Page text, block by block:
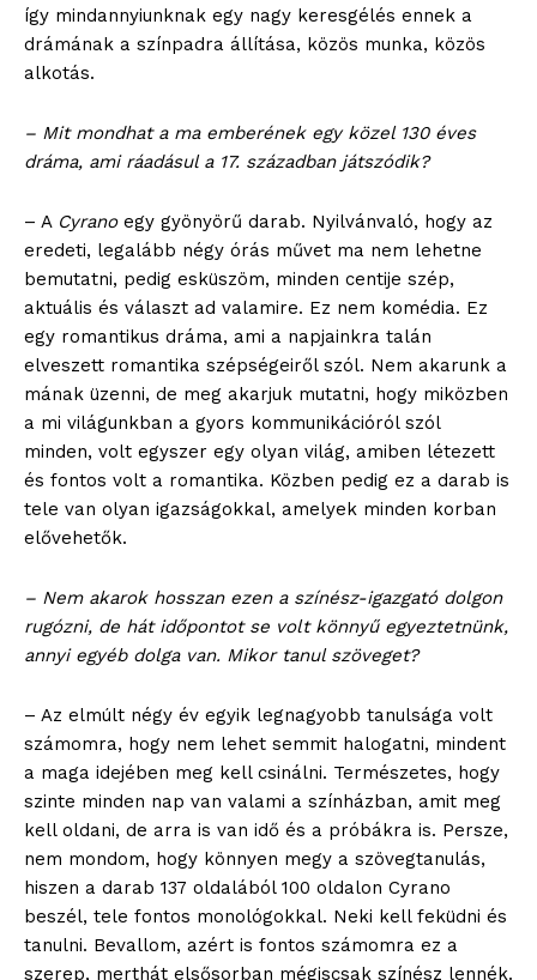
így mindannyiunknak egy nagy keresgélés ennek a
drámának a színpadra állítása, közös munka, közös
alkotás.
– Mit mondhat a ma emberének egy közel 130 éves
dráma, ami ráadásul a 17. században játszódik?
– A Cyranoegy gyönyörű darab. Nyilvánvaló, hogy az
eredeti, legalább négy órás művet ma nem lehetne
bemutatni, pedig esküszöm, minden centije szép,
aktuális és választ ad valamire. Ez nem komédia. Ez
egy romantikus dráma, ami a napjainkra talán
elveszett romantika szépségeiről szól. Nem akarunk a
mának üzenni, de meg akarjuk mutatni, hogy miközben
a mi világunkban a gyors kommunikációról szól
minden, volt egyszer egy olyan világ, amiben létezett
és fontos volt a romantika. Közben pedig ez a darab is
tele van olyan igazságokkal, amelyek minden korban
elővehetők.
– Nem akarok hosszan ezen a színész-igazgató dolgon
rugózni, de hát időpontot se volt könnyű egyeztetnünk,
annyi egyéb dolga van. Mikor tanul szöveget?
– Az elmúlt négy év egyik legnagyobb tanulsága volt
számomra, hogy nem lehet semmit halogatni, mindent
a maga idejében meg kell csinálni. Természetes, hogy
szinte minden nap van valami a színházban, amit meg
kell oldani, de arra is van idő és a próbákra is. Persze,
nem mondom, hogy könnyen megy a szövegtanulás,
hiszen a darab 137 oldalából 100 oldalon Cyrano
beszél, tele fontos monológokkal. Neki kell feküdni és
tanulni. Bevallom, azért is fontos számomra ez a
szerep, merthát elsősorban mégiscsak színész lennék.